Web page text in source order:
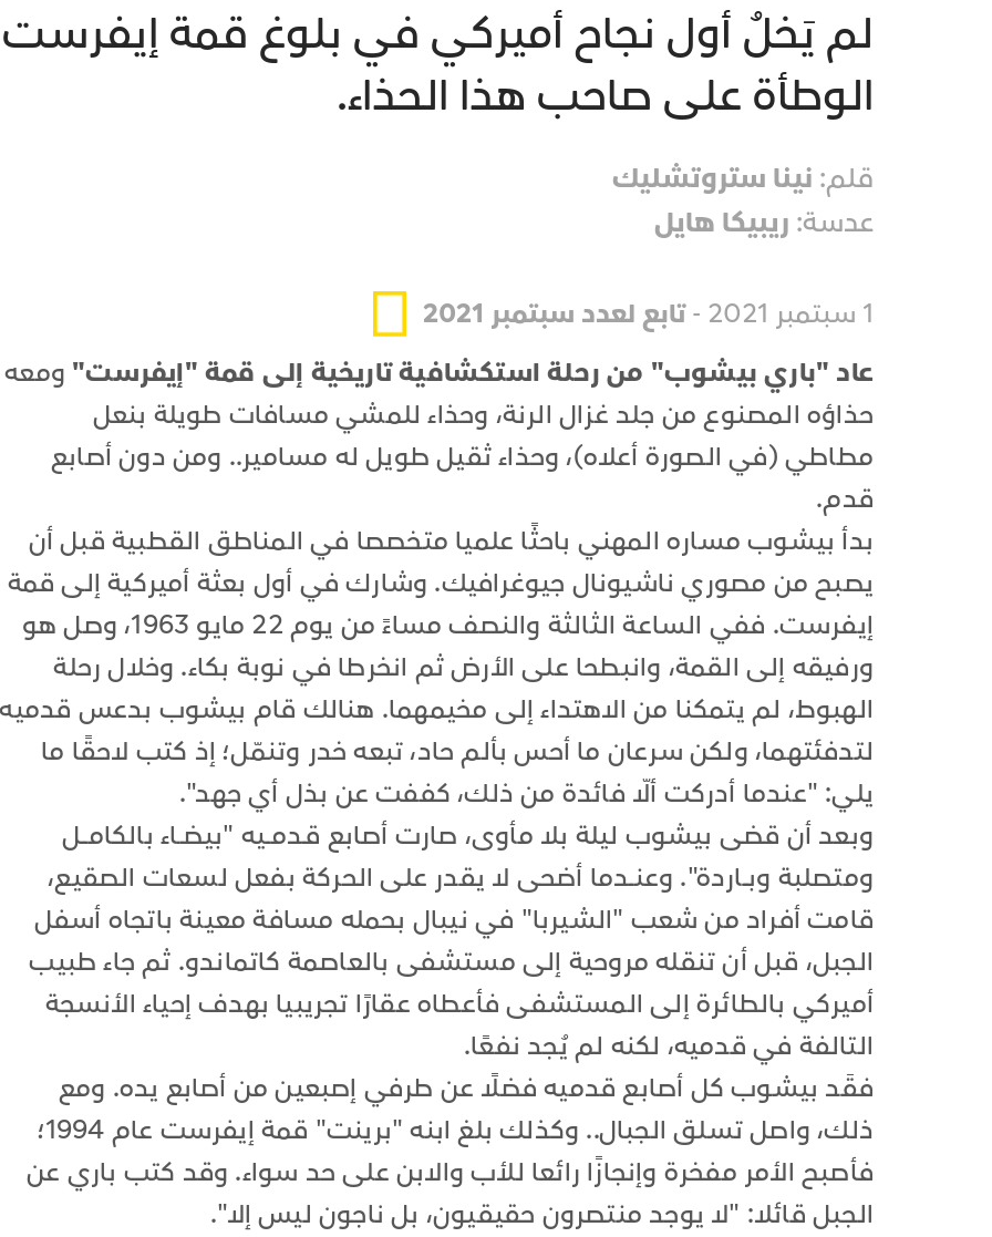
لم يَخلُ أول نجاح أميركي في بلوغ قمة
الوطأة على صاحب هذا الحذاء.
قلم: نينا ستروتشليك
عدسة: ريبيكا هايل
1 سبتمبر 2021 -
تابع لعدد سبتمبر 2021
عاد "باري بيشوب" من رحلة استكشافية تاريخية إلى قمة "إيفرست" ومعه
حذاؤه المصنوع من جلد غزال الرنة، وحذاء للمشي مسافات طويلة بنعل
مطاطي (في الصورة أعلاه)، وحذاء ثقيل طويل له مسامير.. ومن دون أصابع
قدم.
بدأ بيشوب مساره المهني باحثًا علميا متخصصا في المناطق القطبية قبل أن
يصبح من مصوري ناشيونال جيوغرافيك. وشارك في أول بعثة أميركية إلى قمة
إيفرست. ففي الساعة الثالثة والنصف مساءً من يوم 22 مايو 1963، وصل هو
ورفيقه إلى القمة، وانبطحا على الأرض ثم انخرطا في نوبة بكاء. وخلال رحلة
الهبوط، لم يتمكنا من الاهتداء إلى مخيمهما. هنالك قام بيشوب بدعس قدميه
لتدفئتهما، ولكن سرعان ما أحس بألم حاد، تبعه خدر وتنمّل؛ إذ كتب لاحقًا ما
يلي: "عندما أدركت ألّا فائدة من ذلك، كففت عن بذل أي جهد".
وبعد أن قضى بيشوب ليلة بلا مأوى، صارت أصابع قـدمــيه "بيضــاء بالكامـــل
ومتصلبة وبــاردة". وعنــدما أضحى لا يقدر على الحركة بفعل لسعات الصقيع،
قامت أفراد من شعب "الشيربا" في نيبال بحمله مسافة معينة باتجاه أسفل
الجبل، قبل أن تنقله مروحية إلى مستشفى بالعاصمة كاتماندو. ثم جاء طبيب
أميركي بالطائرة إلى المستشفى فأعطاه عقارًا تجريبيا بهدف إحياء الأنسجة
التالفة في قدميه، لكنه لم يُجد نفعًا.
فقَد بيشوب كل أصابع قدميه فضلًا عن طرفي إصبعين من أصابع يده. ومع
ذلك، واصل تسلق الجبال.. وكذلك بلغ ابنه "برينت" قمة إيفرست عام 1994؛
فأصبح الأمر مفخرة وإنجازًا رائعا للأب والابن على حد سواء. وقد كتب باري عن
الجبل قائلا: "لا يوجد منتصرون حقيقيون، بل ناجون ليس إلا".